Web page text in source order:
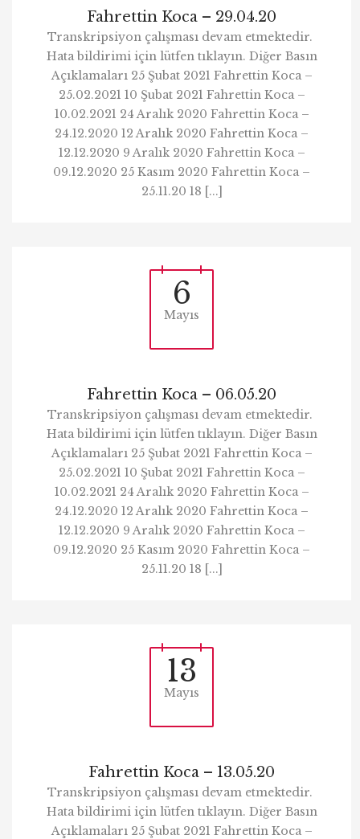
Fahrettin Koca – 29.04.20
Transkripsiyon çalışması devam etmektedir.
Hata bildirimi için lütfen tıklayın. Diğer Basın
Açıklamaları 25 Şubat 2021 Fahrettin Koca –
25.02.2021 10 Şubat 2021 Fahrettin Koca –
10.02.2021 24 Aralık 2020 Fahrettin Koca –
24.12.2020 12 Aralık 2020 Fahrettin Koca –
12.12.2020 9 Aralık 2020 Fahrettin Koca –
09.12.2020 25 Kasım 2020 Fahrettin Koca –
25.11.20 18 [...]
6
Mayıs
Fahrettin Koca – 06.05.20
Transkripsiyon çalışması devam etmektedir.
Hata bildirimi için lütfen tıklayın. Diğer Basın
Açıklamaları 25 Şubat 2021 Fahrettin Koca –
25.02.2021 10 Şubat 2021 Fahrettin Koca –
10.02.2021 24 Aralık 2020 Fahrettin Koca –
24.12.2020 12 Aralık 2020 Fahrettin Koca –
12.12.2020 9 Aralık 2020 Fahrettin Koca –
09.12.2020 25 Kasım 2020 Fahrettin Koca –
25.11.20 18 [...]
13
Mayıs
Fahrettin Koca – 13.05.20
Transkripsiyon çalışması devam etmektedir.
Hata bildirimi için lütfen tıklayın. Diğer Basın
Açıklamaları 25 Şubat 2021 Fahrettin Koca –